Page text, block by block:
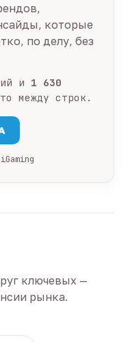
которые
по делу, без
и 1 630
между строк.
ключевых —
рынка.